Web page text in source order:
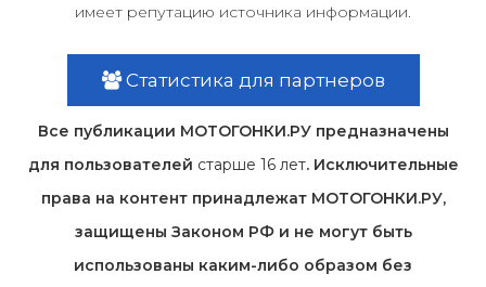
имеет репутацию источника информации.
Статистика для партнеров
Все публикации МОТОГОНКИ.РУ предназначены
для пользователей старше 16 лет. Исключительные
права на контент принадлежат МОТОГОНКИ.РУ,
защищены Законом РФ и не могут быть
использованы каким-либо образом без